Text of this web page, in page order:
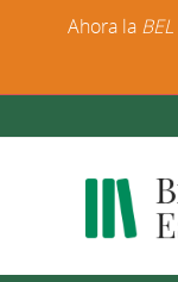
Ahora la BEL